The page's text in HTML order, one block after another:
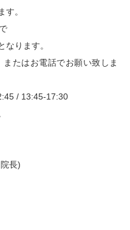
。
ります。
たはお電話でお願い致しま
/ 13:45-17:30
長)